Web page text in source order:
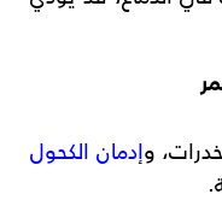
وإدمان الكحول